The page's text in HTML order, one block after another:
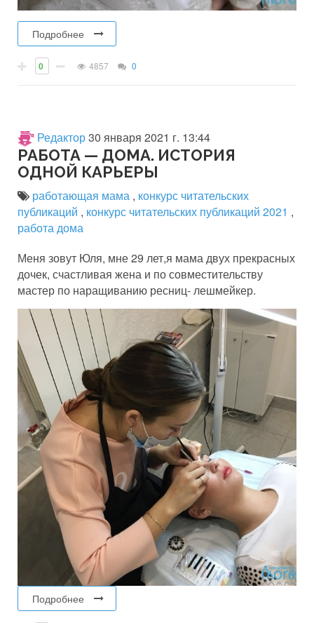
Подробнее
0 4857 0
Редактор30 января 2021 г. 13:44
РАБОТА — ДОМА. ИСТОРИЯ
ОДНОЙ КАРЬЕРЫ
работающая мама , конкурс читательских
публикаций , конкурс читательских публикаций 2021 ,
работа дома
Меня зовут Юля, мне 29 лет,я мама двух прекрасных
дочек, счастливая жена и по совместительству
мастер по наращиванию ресниц- лешмейкер.
Подробнее